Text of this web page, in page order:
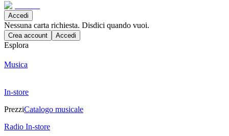
Accedi
Nessuna carta richiesta. Disdici quando vuoi.
Crea account Accedi
Esplora
Musica
In-store
PrezziCatalogo musicale
Radio In-store